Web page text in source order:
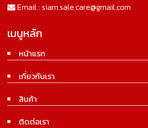
Email : siam.sale.care@gmail.com
เมนูหลัก
หน้าแรก
เกี่ยวกับเรา
สินค้า
ติดต่อเรา